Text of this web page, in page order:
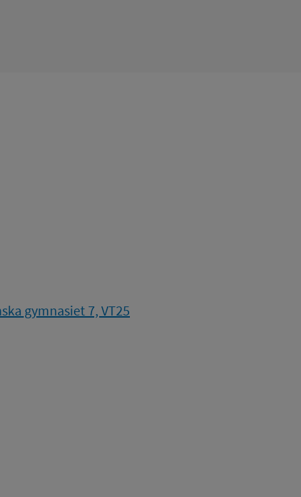
gymnasiet 7, VT25